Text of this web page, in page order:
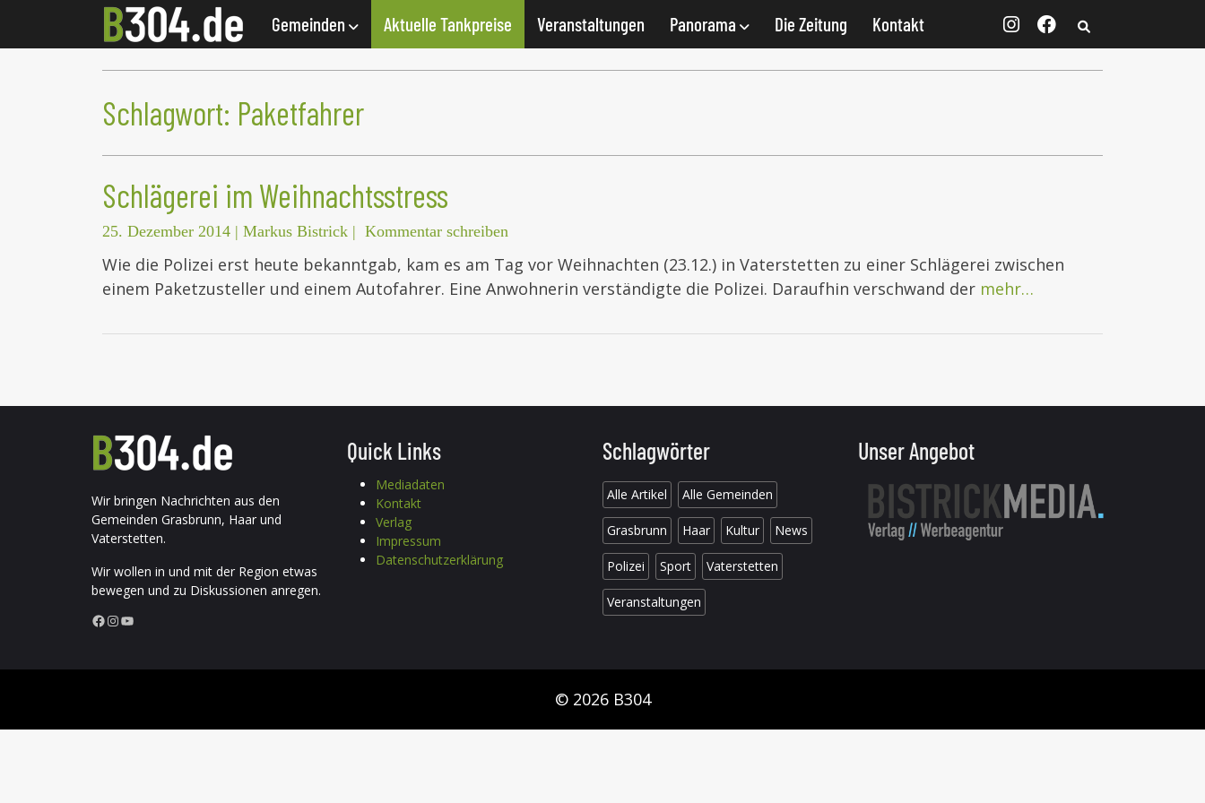
Gemeinden Aktuelle Tankpreise Veranstaltungen Panorama Die Zeitung Kontakt
Schlagwort: Paketfahrer
Schlägerei im Weihnachtsstress
25. Dezember 2014 | Markus Bistrick | Kommentar schreiben
Wie die Polizei erst heute bekanntgab, kam es am Tag vor Weihnachten (23.12.) in Vaterstetten zu einer Schlägerei zwischen
einem Paketzusteller und einem Autofahrer. Eine Anwohnerin verständigte die Polizei. Daraufhin verschwand der mehr…
Wir bringen Nachrichten aus den
Gemeinden Grasbrunn, Haar und
Vaterstetten.
Wir wollen in und mit der Region etwas
bewegen und zu Diskussionen anregen.
Facebook InstagramYouTube
Quick Links
Mediadaten
Kontakt
Verlag
Impressum
Datenschutzerklärung
Schlagwörter
Alle Artikel Alle Gemeinden
Grasbrunn Haar Kultur News
Polizei Sport Vaterstetten
Veranstaltungen
Unser Angebot
© 2026 B304